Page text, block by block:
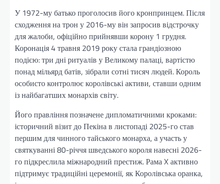
У 1972-му батько проголосив його кронпринцем. Після
сходження на трон у 2016-му він запросив відстрочку
для жалоби, офіційно прийнявши корону 1 грудня.
Коронація 4 травня 2019 року стала грандіозною
подією: три дні ритуалів у Великому палаці, вартістю
понад мільярд батів, зібрали сотні тисяч людей. Король
особисто контролює королівські активи, ставши одним
із найбагатших монархів світу.
Його правління позначене дипломатичними кроками:
історичний візит до Пекіна в листопаді 2025-го став
першим для чинного тайського монарха, а участь у
святкуванні 80-річчя шведського короля навесні 2026-
го підкреслила міжнародний престиж. Рама X активно
підтримує традиційні церемонії, як Королівська оранка,